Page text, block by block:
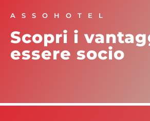
ASSOHOTEL
Scopri i
essere socio